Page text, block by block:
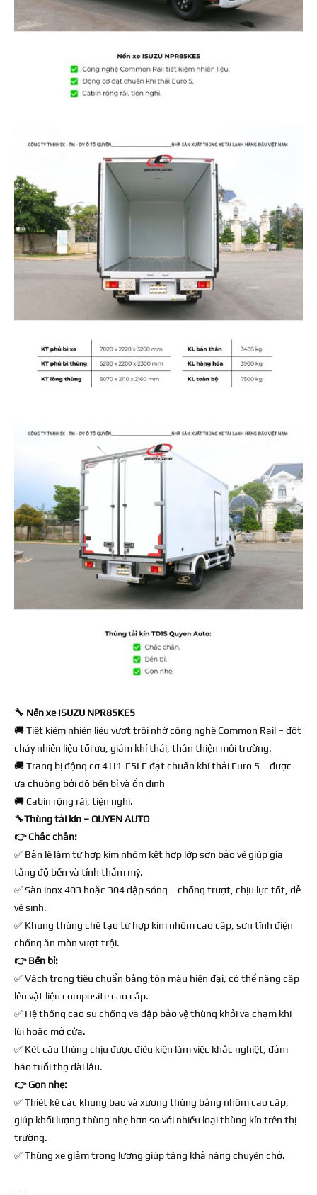
🔧 Nền xe ISUZU NPR85KE5
🚚 Tiết kiệm nhiên liệu vượt trội nhờ công nghệ Common Rail – đốt
cháy nhiên liệu tối ưu, giảm khí thải, thân thiện môi trường.
🚚 Trang bị động cơ 4JJ1-E5LE đạt chuẩn khí thải Euro 5 – được
ưa chuộng bởi độ bền bỉ và ổn định
🚚 Cabin rộng rãi, tiện nghi.
🔧Thùng tải kín – QUYEN AUTO
👉 Chắc chắn:
✅ Bản lề làm từ hợp kim nhôm kết hợp lớp sơn bảo vệ giúp gia
tăng độ bền và tính thẩm mỹ.
✅ Sàn inox 403 hoặc 304 dập sóng – chống trượt, chịu lực tốt, dễ
vệ sinh.
✅ Khung thùng chế tạo từ hợp kim nhôm cao cấp, sơn tĩnh điện
chống ăn mòn vượt trội.
👉 Bền bỉ:
✅Vách trong tiêu chuẩn bằng tôn màu hiện đại, có thể nâng cấp
lên vật liệu composite cao cấp.
✅ Hệ thống cao su chống va đập bảo vệ thùng khỏi va chạm khi
lùi hoặc mở cửa.
✅ Kết cấu thùng chịu được điều kiện làm việc khắc nghiệt, đảm
bảo tuổi thọ dài lâu.
👉 Gọn nhẹ:
✅ Thiết kế các khung bao và xương thùng bằng nhôm cao cấp,
giúp khối lượng thùng nhẹ hơn so với nhiều loại thùng kín trên thị
trường.
✅ Thùng xe giảm trọng lượng giúp tăng khả năng chuyên chở.
—–